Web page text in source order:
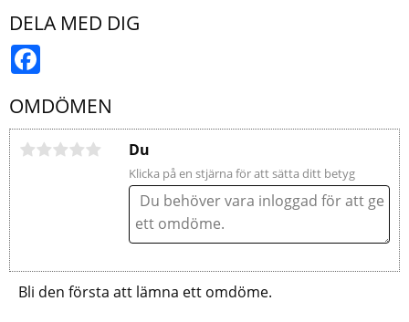
DELA MED DIG
OMDÖMEN
Du
Klicka på en stjärna för att sätta ditt betyg
Bli den första att lämna ett omdöme.